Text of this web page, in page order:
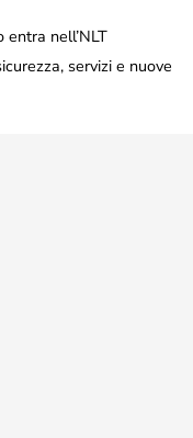
entra nell’NLT
servizi e nuove